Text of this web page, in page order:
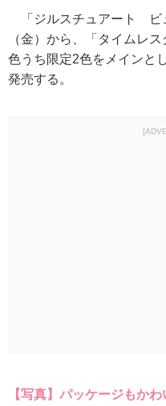
「ジルスチュアート ビ
（金）から、「タイムレ
色うち限定2色をメインと
発売する。
【写真】パッケージもか